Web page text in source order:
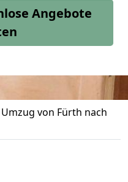
Angebote
Umzug von Fürth nach